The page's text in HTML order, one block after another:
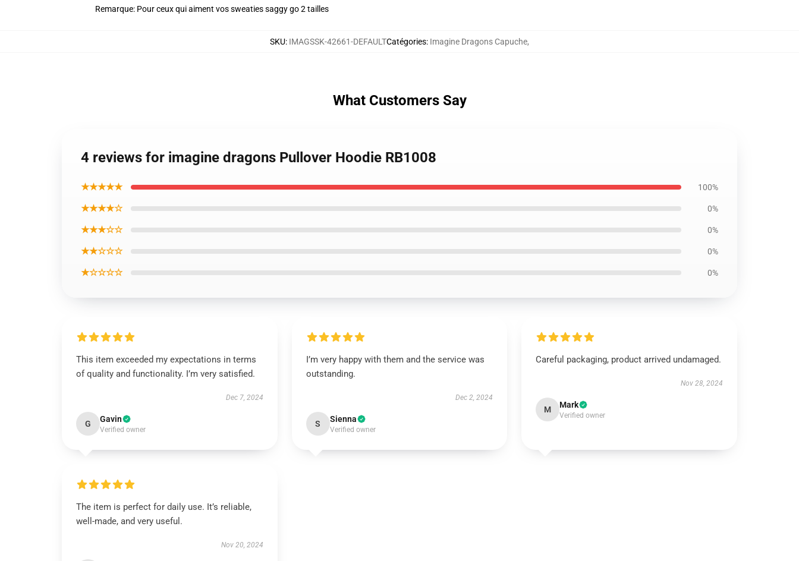
Remarque: Pour ceux qui aiment vos sweaties saggy go 2 tailles
SKU: IMAGSSK-42661-DEFAULTCatégories: Imagine Dragons Capuche,
What Customers Say
4 reviews for imagine dragons Pullover Hoodie RB1008
★★★★★ 100%
★★★★☆ 0%
★★★☆☆ 0%
★★☆☆☆ 0%
★☆☆☆☆ 0%
This item exceeded my expectations in terms
of quality and functionality. I’m very satisfied.
Dec 7, 2024
G Gavin
Verified owner
I’m very happy with them and the service was
outstanding.
Dec 2, 2024
S Sienna
Verified owner
Careful packaging, product arrived undamaged.
Nov 28, 2024
M Mark
Verified owner
The item is perfect for daily use. It’s reliable,
well-made, and very useful.
Nov 20, 2024